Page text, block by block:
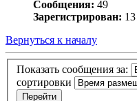
Сообщения: 49
Зарегистрирован:
Вернуться к началу
Показать сообщения за:
сортировки